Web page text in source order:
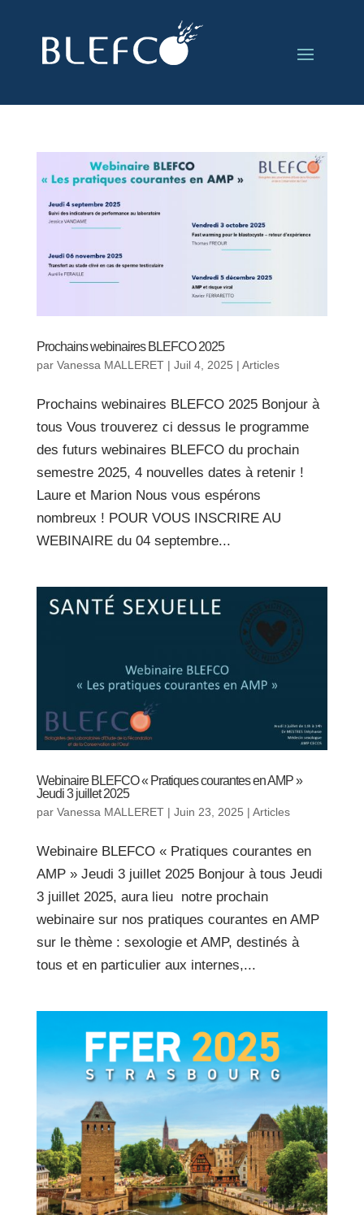
Prochains webinaires BLEFCO 2025
par Vanessa MALLERET| Juil 4, 2025 | Articles
Prochains webinaires BLEFCO 2025 Bonjour à
tous Vous trouverez ci dessus le programme
des futurs webinaires BLEFCO du prochain
semestre 2025, 4 nouvelles dates à retenir !
Laure et Marion Nous vous espérons
nombreux ! POUR VOUS INSCRIRE AU
WEBINAIRE du 04 septembre...
Webinaire BLEFCO « Pratiques courantes en AMP »
Jeudi 3 juillet 2025
par Vanessa MALLERET| Juin 23, 2025 | Articles
Webinaire BLEFCO « Pratiques courantes en
AMP » Jeudi 3 juillet 2025 Bonjour à tous Jeudi
3 juillet 2025, aura lieu notre prochain
webinaire sur nos pratiques courantes en AMP
sur le thème : sexologie et AMP, destinés à
tous et en particulier aux internes,...